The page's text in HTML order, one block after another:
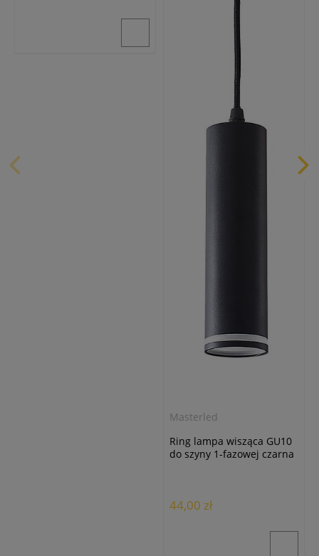
Masterled
Ring lampa wisząca GU10
do szyny 1-fazowej czarna
44,00 zł